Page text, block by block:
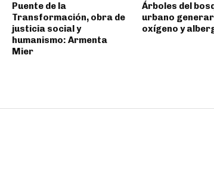
Puente de la
Transformación, obra de
justicia social y
humanismo: Armenta
Mier
Árboles del
urbano
oxígeno y